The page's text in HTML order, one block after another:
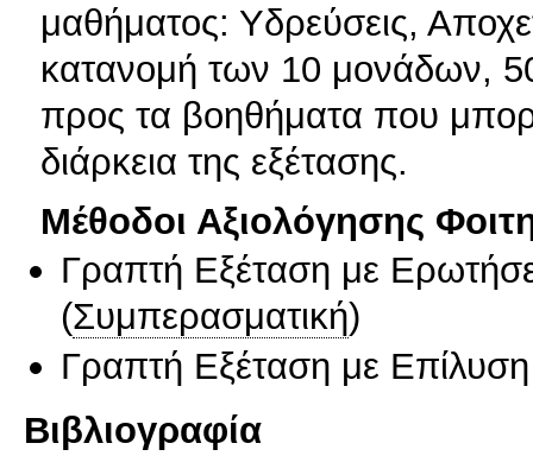
μαθήματος: Υδρεύσεις,
κατανομή των 10 μονάδων,
προς τα βοηθήματα που
διάρκεια της εξέτασης.
Μέθοδοι Αξιολόγησης
Γραπτή Εξέταση με
(Συμπερασματική)
Γραπτή Εξέταση με
Βιβλιογραφία